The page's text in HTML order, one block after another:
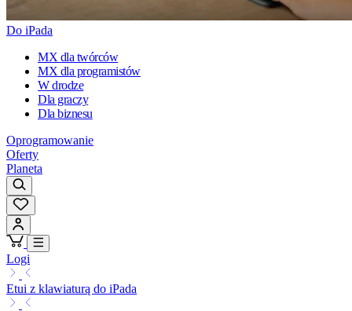
Do iPada
MX dla twórców
MX dla programistów
W drodze
Dla graczy
Dla biznesu
Oprogramowanie
Oferty
Planeta
Logi
Etui z klawiaturą do iPada